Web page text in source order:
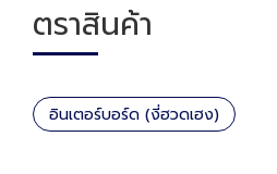
ตราสินค้า
อินเตอร์บอร์ด (งี่ฮวดเฮง)